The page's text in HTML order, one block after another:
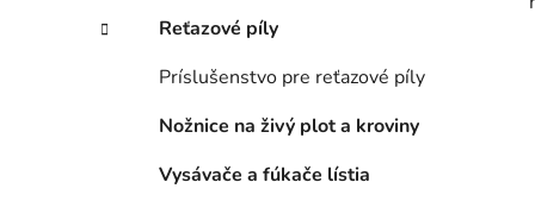
Reťazové píly
Príslušenstvo pre reťazové píly
Nožnice na živý plot a kroviny
Vysávače a fúkače lístia